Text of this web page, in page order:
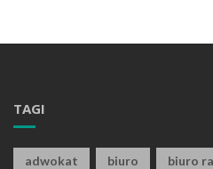
TAGI
adwokat biuro biuro